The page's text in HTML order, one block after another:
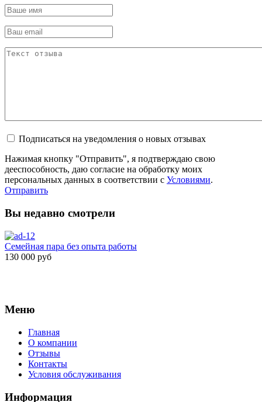
Подписаться на уведомления о новых отзывах
Нажимая кнопку "Отправить", я подтверждаю свою
дееспособность, даю согласие на обработку моих
персональных данных в соответствии с Условиями.
Отправить
Вы недавно смотрели
Семейная пара без опыта работы
130 000 руб
Меню
Главная
О компании
Отзывы
Контакты
Условия обслуживания
Информация